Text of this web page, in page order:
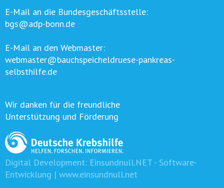
E-Mail an die Bundesgeschäftsstelle:
bgs@adp-bonn.de
E-Mail an den Webmaster:
webmaster@bauchspeicheldruese-pankreas-
selbsthilfe.de
Wir danken für die freundliche
Unterstützung und Förderung
Digital Development: Einsundnull.NET - Software-
Entwicklung | www.einsundnull.net